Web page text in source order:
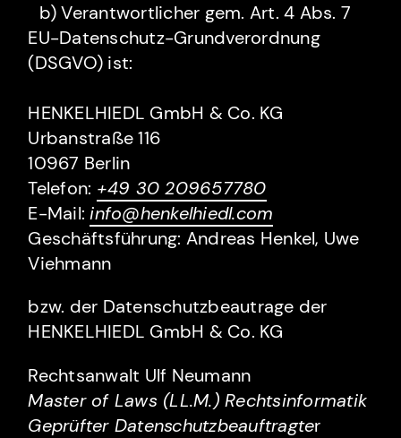
b) Verantwortlicher gem. Art. 4 Abs. 7
EU-Datenschutz-Grundverordnung
(DSGVO) ist:
HENKELHIEDL GmbH & Co. KG
Urbanstraße 116
‍10967 Berlin
Telefon: +49 30 209657780
E-Mail:info@henkelhiedl.com
Geschäftsführung: Andreas Henkel, Uwe
Viehmann
bzw. der Datenschutzbeautrage der
HENKELHIEDL GmbH & Co. KG
Rechtsanwalt Ulf Neumann
Master of Laws (LL.M.) Rechtsinformatik
Geprüfter Datenschutzbeauftragter